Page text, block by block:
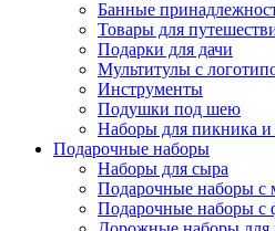
Банные
Товары для
Подарки для дачи
Мультитулы с
Инструменты
Подушки под шею
Наборы для пикника
Подарочные наборы
Наборы для сыра
Подарочные наборы с
Подарочные наборы с